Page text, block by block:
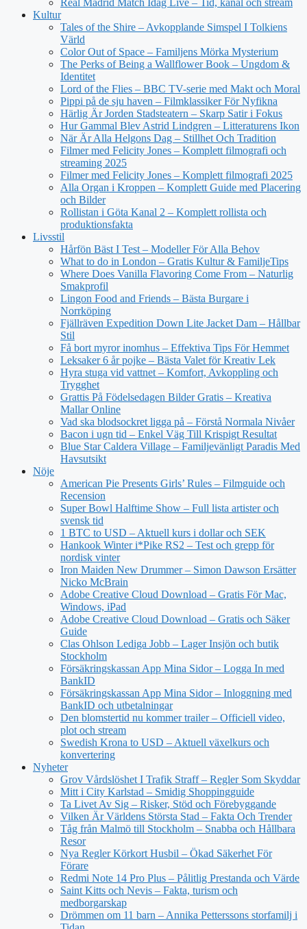
Real Madrid Match Idag Live – Tid, kanal och stream
Kultur
Tales of the Shire – Avkopplande Simspel I Tolkiens
Värld
Color Out of Space – Familjens Mörka Mysterium
The Perks of Being a Wallflower Book – Ungdom &
Identitet
Lord of the Flies – BBC TV-serie med Makt och Moral
Pippi på de sju haven – Filmklassiker För Nyfikna
Härlig Är Jorden Stadsteatern – Skarp Satir i Fokus
Hur Gammal Blev Astrid Lindgren – Litteraturens Ikon
När Är Alla Helgons Dag – Stillhet Och Tradition
Filmer med Felicity Jones – Komplett filmografi och
streaming 2025
Filmer med Felicity Jones – Komplett filmografi 2025
Alla Organ i Kroppen – Komplett Guide med Placering
och Bilder
Rollistan i Göta Kanal 2 – Komplett rollista och
produktionsfakta
Livsstil
Hårfön Bäst I Test – Modeller För Alla Behov
What to do in London – Gratis Kultur & FamiljeTips
Where Does Vanilla Flavoring Come From – Naturlig
Smakprofil
Lingon Food and Friends – Bästa Burgare i
Norrköping
Fjällräven Expedition Down Lite Jacket Dam – Hållbar
Stil
Få bort myror inomhus – Effektiva Tips För Hemmet
Leksaker 6 år pojke – Bästa Valet för Kreativ Lek
Hyra stuga vid vattnet – Komfort, Avkoppling och
Trygghet
Grattis På Födelsedagen Bilder Gratis – Kreativa
Mallar Online
Vad ska blodsockret ligga på – Förstå Normala Nivåer
Bacon i ugn tid – Enkel Väg Till Krispigt Resultat
Blue Star Caldera Village – Familjevänligt Paradis Med
Havsutsikt
Nöje
American Pie Presents Girls’ Rules – Filmguide och
Recension
Super Bowl Halftime Show – Full lista artister och
svensk tid
1 BTC to USD – Aktuell kurs i dollar och SEK
Hankook Winter i*Pike RS2 – Test och grepp för
nordisk vinter
Iron Maiden New Drummer – Simon Dawson Ersätter
Nicko McBrain
Adobe Creative Cloud Download – Gratis För Mac,
Windows, iPad
Adobe Creative Cloud Download – Gratis och Säker
Guide
Clas Ohlson Lediga Jobb – Lager Insjön och butik
Stockholm
Försäkringskassan App Mina Sidor – Logga In med
BankID
Försäkringskassan App Mina Sidor – Inloggning med
BankID och utbetalningar
Den blomstertid nu kommer trailer – Officiell video,
plot och stream
Swedish Krona to USD – Aktuell växelkurs och
konvertering
Nyheter
Grov Vårdslöshet I Trafik Straff – Regler Som Skyddar
Mitt i City Karlstad – Smidig Shoppingguide
Ta Livet Av Sig – Risker, Stöd och Förebyggande
Vilken Är Världens Största Stad – Fakta Och Trender
Tåg från Malmö till Stockholm – Snabba och Hållbara
Resor
Nya Regler Körkort Husbil – Ökad Säkerhet För
Förare
Redmi Note 14 Pro Plus – Pålitlig Prestanda och Värde
Saint Kitts och Nevis – Fakta, turism och
medborgarskap
Drömmen om 11 barn – Annika Petterssons storfamilj i